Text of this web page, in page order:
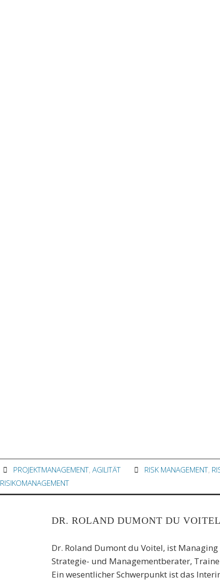
PROJEKTMANAGEMENT,AGILITÄT RISK MANAGEMENT,
RISIKOMANAGEMENT
DR. ROLAND DUMONT DU
Dr. Roland Dumont du Voitel, ist
Strategie- und Managementberater,
Ein wesentlicher Schwerpunkt ist das